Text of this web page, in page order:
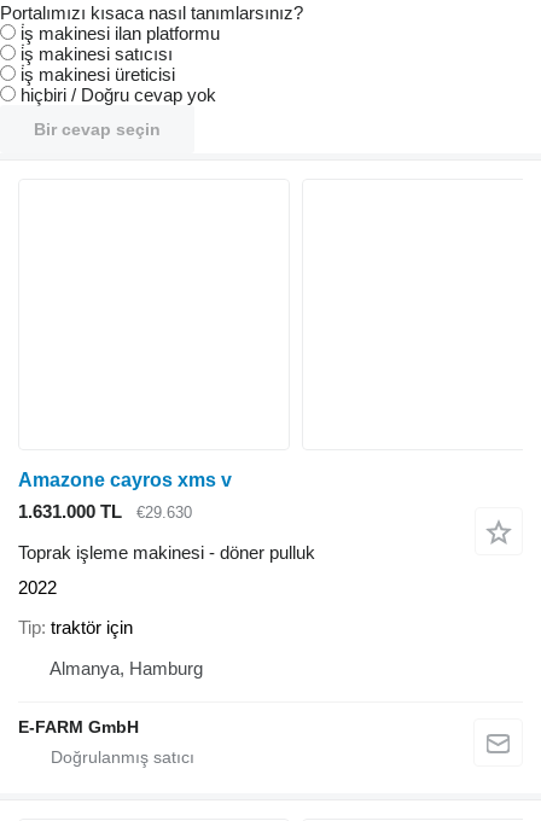
Portalımızı kısaca nasıl tanımlarsınız?
i̇ş makinesi ilan platformu
i̇ş makinesi satıcısı
i̇ş makinesi üreticisi
hiçbiri / Doğru cevap yok
Bir cevap seçin
Amazone cayros xms v
1.631.000 TL
€29.630
Toprak işleme makinesi - döner pulluk
2022
Tip traktör için
Almanya, Hamburg
E-FARM GmbH